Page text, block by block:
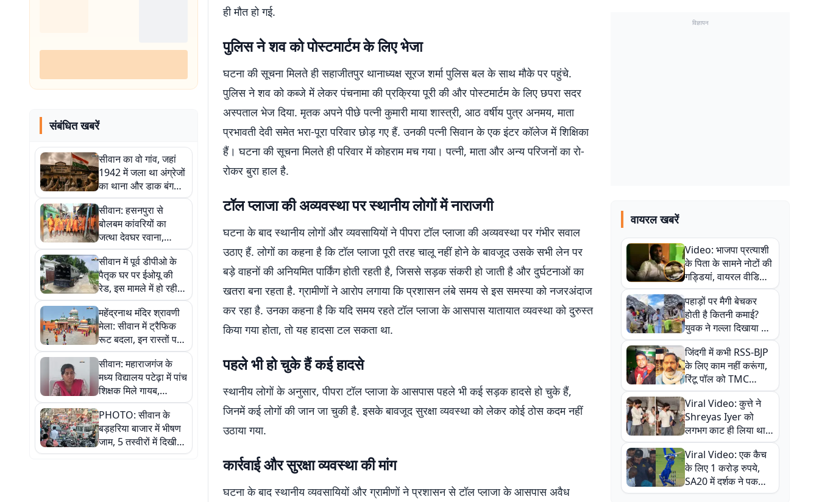
संबंधित खबरें
सीवान का वो गांव, जहां
1942 में जला था अंग्रेजों
का थाना और डाक बंगले
पर फहराया गया था तिरंगा
सीवान: हसनपुरा से
बोलबम कांवरियों का
जत्था देवघर रवाना,
जयकारों से गूंजा
महेन्द्रनाथ मंदिर परिसर
सीवान में पूर्व डीपीओ के
पैतृक घर पर ईओयू की
रेड, इस मामले में हो रही
कार्रवाई, जानिए पूरा
मामला
महेंद्रनाथ मंदिर श्रावणी
मेला: सीवान में ट्रैफिक
रूट बदला, इन रास्तों पर
बड़े वाहनों के प्रवेश पर
रोक
सीवान: महाराजगंज के
मध्य विद्यालय पटेढ़ा में पांच
शिक्षक मिले गायब,
एसडीओ ने रोका वेतन और
मांगा जवाब
PHOTO: सीवान के
बड़हरिया बाजार में भीषण
जाम, 5 तस्वीरों में दिखी
अव्यवस्था
ही मौत हो गई.
पुलिस ने शव को पोस्टमार्टम के लिए भेजा
घटना की सूचना मिलते ही सहाजीतपुर थानाध्यक्ष सूरज शर्मा पुलिस बल के साथ मौके पर पहुंचे.
पुलिस ने शव को कब्जे में लेकर पंचनामा की प्रक्रिया पूरी की और पोस्टमार्टम के लिए छपरा सदर
अस्पताल भेज दिया. मृतक अपने पीछे पत्नी कुमारी माया शास्त्री, आठ वर्षीय पुत्र अनमय, माता
प्रभावती देवी समेत भरा-पूरा परिवार छोड़ गए हैं. उनकी पत्नी सिवान के एक इंटर कॉलेज में शिक्षिका
हैं। घटना की सूचना मिलते ही परिवार में कोहराम मच गया। पत्नी, माता और अन्य परिजनों का रो-
रोकर बुरा हाल है.
टॉल प्लाजा की अव्यवस्था पर स्थानीय लोगों में नाराजगी
घटना के बाद स्थानीय लोगों और व्यवसायियों ने पीपरा टॉल प्लाजा की अव्यवस्था पर गंभीर सवाल
उठाए हैं. लोगों का कहना है कि टॉल प्लाजा पूरी तरह चालू नहीं होने के बावजूद उसके सभी लेन पर
बड़े वाहनों की अनियमित पार्किंग होती रहती है, जिससे सड़क संकरी हो जाती है और दुर्घटनाओं का
खतरा बना रहता है. ग्रामीणों ने आरोप लगाया कि प्रशासन लंबे समय से इस समस्या को नजरअंदाज
कर रहा है. उनका कहना है कि यदि समय रहते टॉल प्लाजा के आसपास यातायात व्यवस्था को दुरुस्त
किया गया होता, तो यह हादसा टल सकता था.
पहले भी हो चुके हैं कई हादसे
स्थानीय लोगों के अनुसार, पीपरा टॉल प्लाजा के आसपास पहले भी कई सड़क हादसे हो चुके हैं,
जिनमें कई लोगों की जान जा चुकी है. इसके बावजूद सुरक्षा व्यवस्था को लेकर कोई ठोस कदम नहीं
उठाया गया.
कार्रवाई और सुरक्षा व्यवस्था की मांग
घटना के बाद स्थानीय व्यवसायियों और ग्रामीणों ने प्रशासन से टॉल प्लाजा के आसपास अवैध
विज्ञापन
वायरल खबरें
Video: भाजपा प्रत्याशी
के पिता के सामने नोटों की
गड्डियां, वायरल वीडियो
से राजनीति में उबाल,
अजित महतो बोले- TMC
की गंदी चाल
पहाड़ों पर मैगी बेचकर
होती है कितनी कमाई?
युवक ने गल्ला दिखाया तो
नौकरी वालों के खड़े हो गए
कान
जिंदगी में कभी RSS-BJP
के लिए काम नहीं करूंगा,
रिंटू पॉल को TMC
ऑफिस में ले जाकर पीटा,
Video वायरल
Viral Video: कुत्ते ने
Shreyas Iyer को
लगभग काट ही लिया था,
न्यूजीलैंड सीरीज से पहले
बाल-बाल बचे
Viral Video: एक कैच
के लिए 1 करोड़ रुपये,
SA20 में दर्शक ने पकड़ा
एक हाथ से गजब का कैच